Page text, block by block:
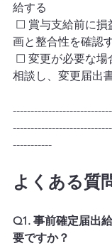
給する
画と整合性を確認
相談し、変更届出
-----------
よくある質
Q1. 事前確定届出
要ですか？